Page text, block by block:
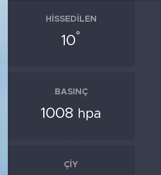
HISSEDILEN
10°
BASINÇ
1008 hpa
ÇIY